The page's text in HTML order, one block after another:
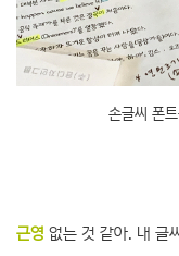
손글씨 폰
근영 없는 것 같아. 내 글